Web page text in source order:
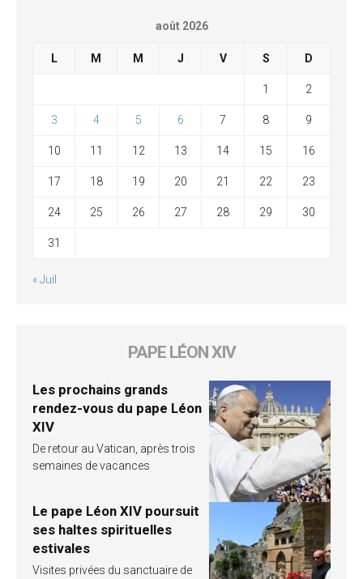
août 2026
L M M J V S D
1 2
3 4 5 6 7 8 9
10 11 12 13 14 15 16
17 18 19 20 21 22 23
24 25 26 27 28 29 30
31
« Juil
PAPE LÉON XIV
Les prochains grands
rendez-vous du pape Léon
XIV
De retour au Vatican, après trois
semaines de vacances
Le pape Léon XIV poursuit
ses haltes spirituelles
estivales
Visites privées du sanctuaire de